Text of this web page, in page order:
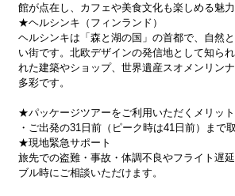
館が点在し、カフェや美食文化も楽しめる魅力
★ヘルシンキ（フィンランド）
ヘルシンキは「森と湖の国」の首都で、自然
い街です。北欧デザインの発信地として知ら
れた建築やショップ、世界遺産スオメンリン
多彩です。
★パッケージツアーをご利用いただくメリット
・ご出発の31日前（ピーク時は41日前）まで
★現地緊急サポート
旅先での盗難・事故・体調不良やフライト遅
ブル時にご相談いただけます。